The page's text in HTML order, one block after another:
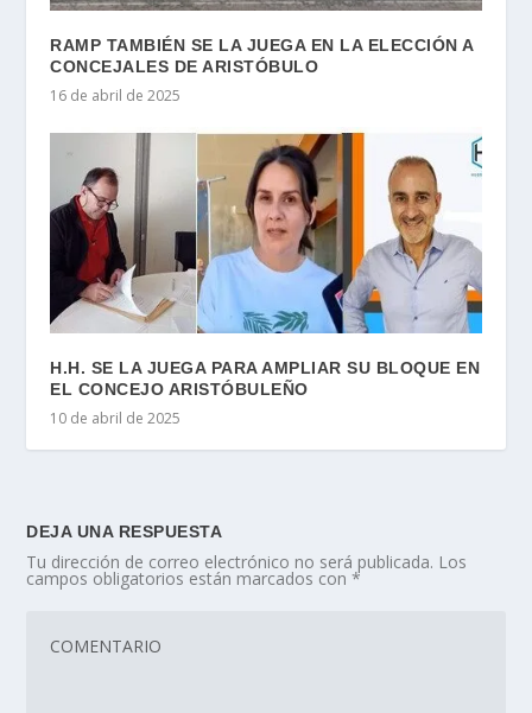
RAMP TAMBIÉN SE LA JUEGA EN LA ELECCIÓN A
CONCEJALES DE ARISTÓBULO
16 de abril de 2025
H.H. SE LA JUEGA PARA AMPLIAR SU BLOQUE EN
EL CONCEJO ARISTÓBULEÑO
10 de abril de 2025
DEJA UNA RESPUESTA
Tu dirección de correo electrónico no será publicada. Los
campos obligatorios están marcados con*